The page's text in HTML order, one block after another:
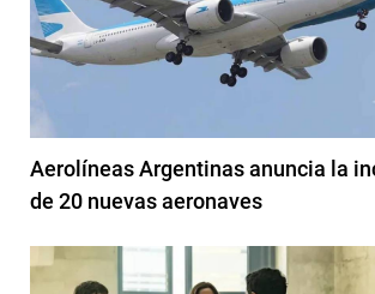
Aerolíneas Argentinas anuncia la
de 20 nuevas aeronaves